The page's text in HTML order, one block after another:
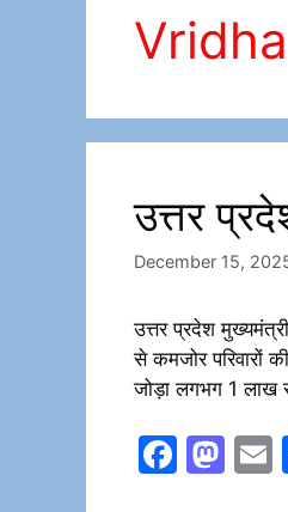
उत्तर
December 15,
उत्तर प्रदेश
से कमजोर परिवारों
जोड़ा लगभग 1 लाख
F
M